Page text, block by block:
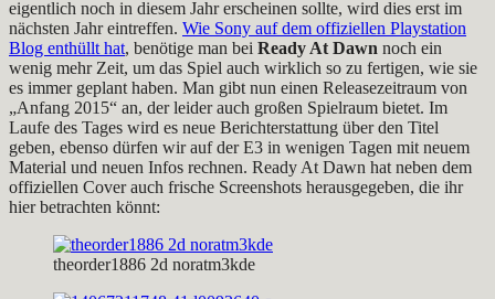
eigentlich noch in diesem Jahr erscheinen sollte, wird dies erst im
nächsten Jahr eintreffen. Wie Sony auf dem offiziellen Playstation
Blog enthüllt hat, benötige man bei Ready At Dawn noch ein
wenig mehr Zeit, um das Spiel auch wirklich so zu fertigen, wie sie
es immer geplant haben. Man gibt nun einen Releasezeitraum von
„Anfang 2015“ an, der leider auch großen Spielraum bietet. Im
Laufe des Tages wird es neue Berichterstattung über den Titel
geben, ebenso dürfen wir auf der E3 in wenigen Tagen mit neuem
Material und neuen Infos rechnen. Ready At Dawn hat neben dem
offiziellen Cover auch frische Screenshots herausgegeben, die ihr
hier betrachten könnt:
theorder1886 2d noratm3kde